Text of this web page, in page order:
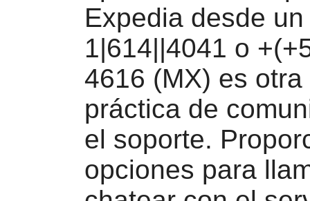
Expedia desde
1|614||4041 o
4616 (MX) es otra
práctica de
el soporte.
opciones para